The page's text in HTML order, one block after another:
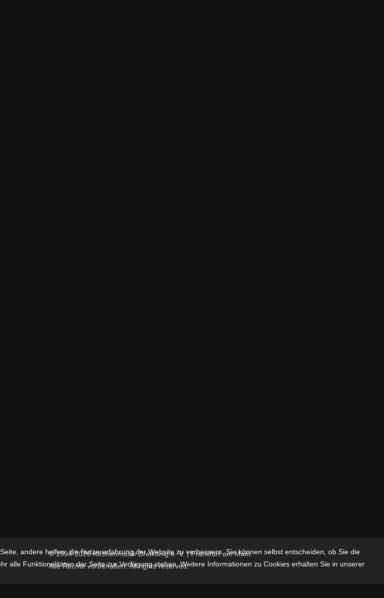
© 1994-2026 Kirchenmusik Dreikönig e. V. | Frankfurt am Main.
Alle Rechte vorbehalten. All rights reserved.
andere helfen, die Nutzererfahrung der Website zu verbessern. Sie können selbst entscheiden, ob Sie die
alle Funktionalitäten der Seite zur Verfügung stehen. Weitere Informationen zu Cookies erhalten Sie in unserer